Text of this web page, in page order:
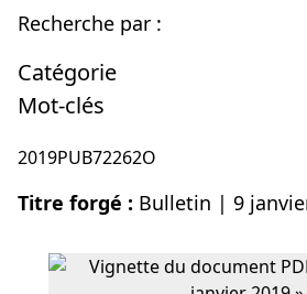
Recherche par :
Catégorie
Mot-clés
2019PUB72262O
Titre forgé : Bulletin | 9